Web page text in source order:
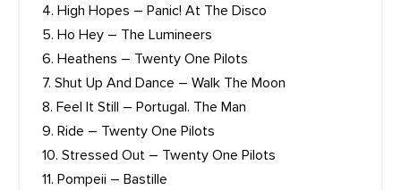
4. High Hopes – Panic! At The Disco
5. Ho Hey – The Lumineers
6. Heathens – Twenty One Pilots
7. Shut Up And Dance – Walk The Moon
8. Feel It Still – Portugal. The Man
9. Ride – Twenty One Pilots
10. Stressed Out – Twenty One Pilots
11. Pompeii – Bastille